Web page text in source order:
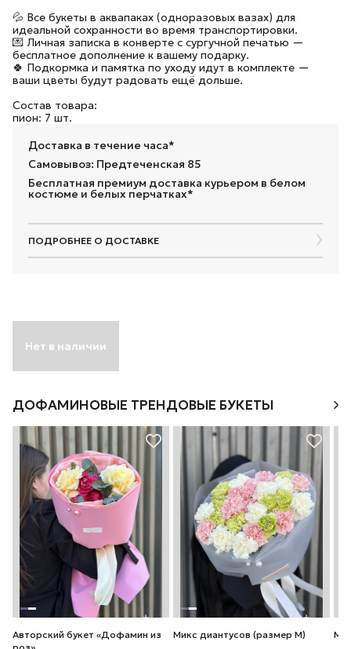
💦 Все букеты в аквапаках (одноразовых вазах) для
идеальной сохранности во время транспортировки.
💌 Личная записка в конверте с сургучной печатью —
бесплатное дополнение к вашему подарку.
🍀 Подкормка и памятка по уходу идут в комплекте —
ваши цветы будут радовать ещё дольше.
Состав товара:
пион: 7 шт.
Доставка в течение часа*
Самовывоз: Предтеченская 85
Бесплатная премиум доставка курьером в белом
костюме и белых перчатках*
ПОДРОБНЕЕ О ДОСТАВКЕ
Нет в наличии
ДОФАМИНОВЫЕ ТРЕНДОВЫЕ БУКЕТЫ
Авторский букет «Дофамин из
Микс диантусов (размер М)